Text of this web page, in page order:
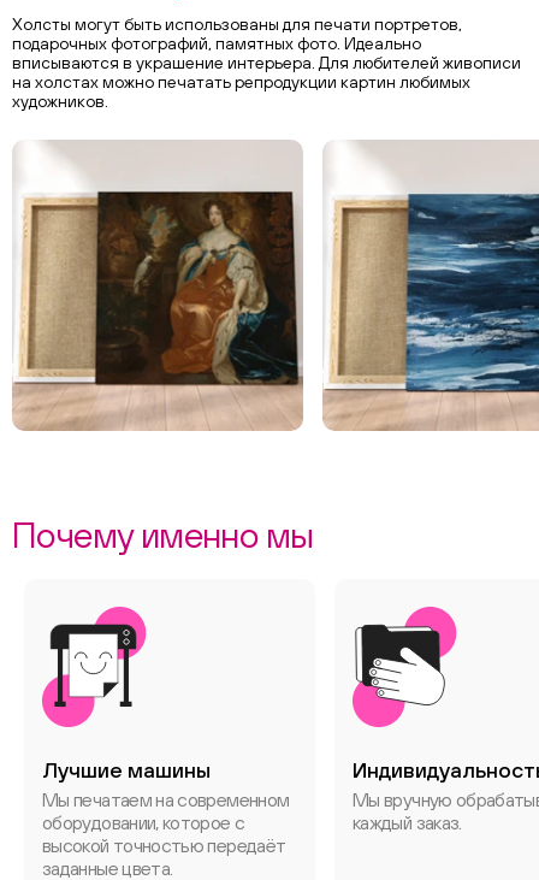
Холсты могут быть использованы для печати портретов,
подарочных фотографий, памятных фото. Идеально
вписываются в украшение интерьера. Для любителей живописи
на холстах можно печатать репродукции картин любимых
художников.
Почему именно мы
Лучшие машины
Мы печатаем на современном
оборудовании, которое с
высокой точностью передаёт
заданные цвета.
Мы вручную
каждый заказ.